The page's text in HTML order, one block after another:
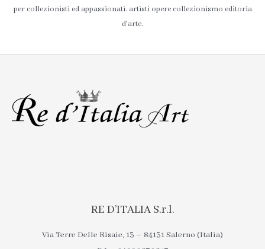
per collezionisti ed appassionati. artisti opere collezionismo editoria
d'arte.
RE D’ITALIA S.r.l.
Via Terre Delle Risaie, 13 – 84131 Salerno (Italia)